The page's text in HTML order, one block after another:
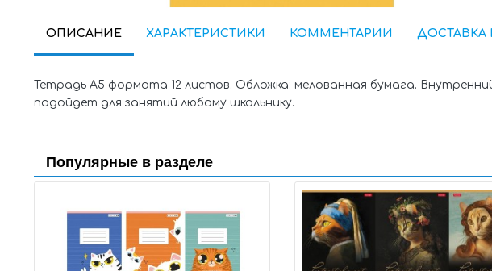
ОПИСАНИЕ ХАРАКТЕРИСТИКИ КОММЕНТАРИИ ДОСТАВКА
Тетрадь А5 формата 12 листов. Обложка: мелованная бумага.
подойдет для занятий любому школьнику.
Популярные в разделе